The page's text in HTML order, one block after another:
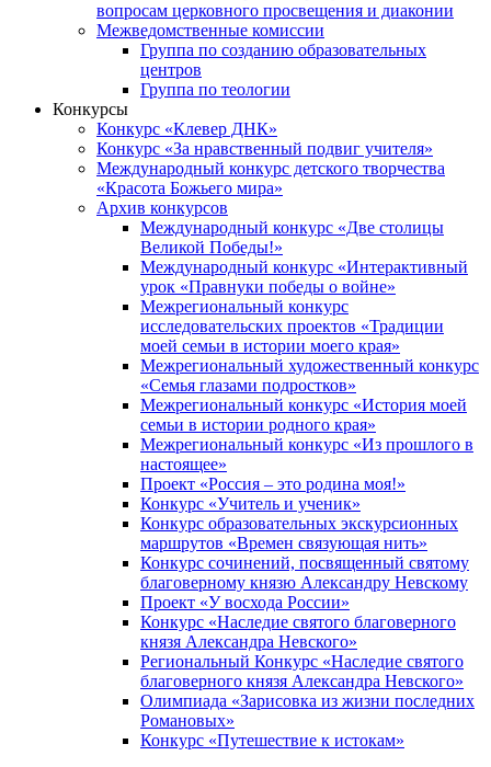
вопросам церковного просвещения и диаконии
Межведомственные комиссии
Группа по созданию образовательных
центров
Группа по теологии
Конкурсы
Конкурс «Клевер ДНК»
Конкурс «За нравственный подвиг учителя»
Международный конкурс детского творчества
«Красота Божьего мира»
Архив конкурсов
Международный конкурс «Две столицы
Великой Победы!»
Международный конкурс «Интерактивный
урок «Правнуки победы о войне»
Межрегиональный конкурс
исследовательских проектов «Традиции
моей семьи в истории моего края»
Межрегиональный художественный конкурс
«Семья глазами подростков»
Межрегиональный конкурс «История моей
семьи в истории родного края»
Межрегиональный конкурс «Из прошлого в
настоящее»
Проект «Россия – это родина моя!»
Конкурс «Учитель и ученик»
Конкурс образовательных экскурсионных
маршрутов «Времен связующая нить»
Конкурс сочинений, посвященный святому
благоверному князю Александру Невскому
Проект «У восхода России»
Конкурс «Наследие святого благоверного
князя Александра Невского»
Региональный Конкурс «Наследие святого
благоверного князя Александра Невского»
Олимпиада «Зарисовка из жизни последних
Романовых»
Конкурс «Путешествие к истокам»